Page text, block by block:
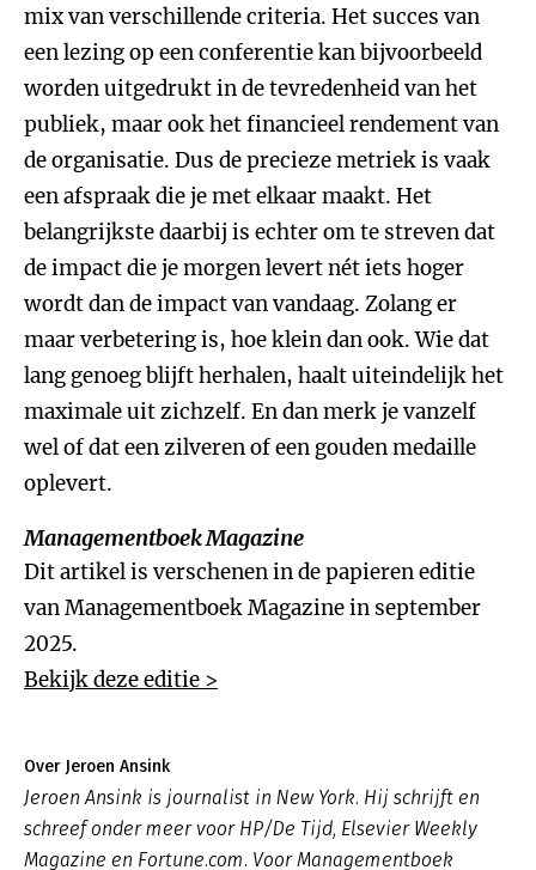
mix van verschillende criteria. Het succes van
een lezing op een conferentie kan bijvoorbeeld
worden uitgedrukt in de tevredenheid van het
publiek, maar ook het financieel rendement van
de organisatie. Dus de precieze metriek is vaak
een afspraak die je met elkaar maakt. Het
belangrijkste daarbij is echter om te streven dat
de impact die je morgen levert nét iets hoger
wordt dan de impact van vandaag. Zolang er
maar verbetering is, hoe klein dan ook. Wie dat
lang genoeg blijft herhalen, haalt uiteindelijk het
maximale uit zichzelf. En dan merk je vanzelf
wel of dat een zilveren of een gouden medaille
oplevert.
Managementboek Magazine
Dit artikel is verschenen in de papieren editie
van Managementboek Magazine in september
2025.
Bekijk deze editie >
Over Jeroen Ansink
Jeroen Ansink is journalist in New York. Hij schrijft en
schreef onder meer voor HP/De Tijd, Elsevier Weekly
Magazine en Fortune.com. Voor Managementboek